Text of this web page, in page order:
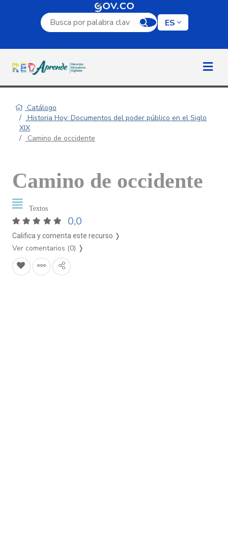
Campo de búsqueda por palabra clave
ES
Catálogo
Historia Hoy: Documentos del poder público en el Siglo
XIX
Camino de occidente
Camino de occidente
Textos
0,0
Califica y comenta este recurso ❭
Ver comentarios (0) ❭